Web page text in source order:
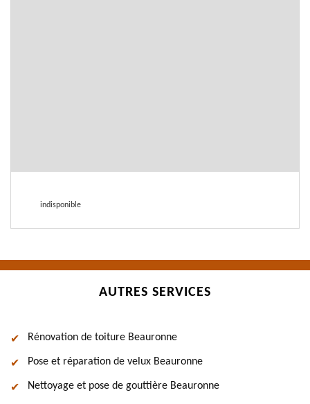
indisponible
AUTRES SERVICES
Rénovation de toiture Beauronne
Pose et réparation de velux Beauronne
Nettoyage et pose de gouttière Beauronne